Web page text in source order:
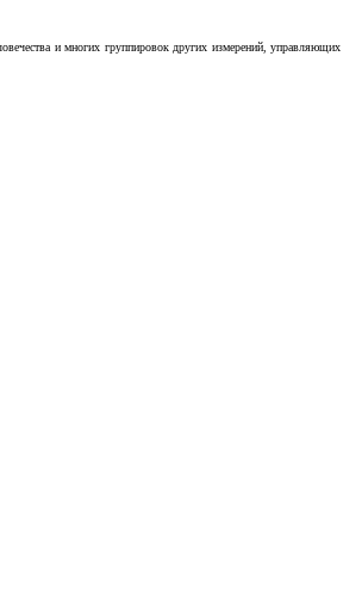
и многих группировок других измерений, управляющих